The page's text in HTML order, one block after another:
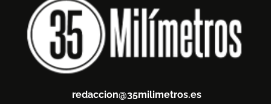
redaccion@35milimetros.es